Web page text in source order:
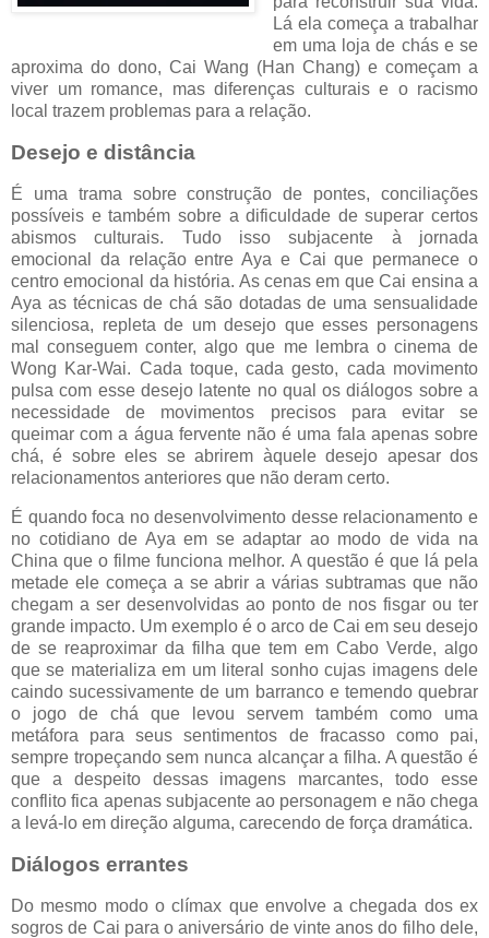
Lá ela começa a trabalhar
em uma loja de chás e se
aproxima do dono, Cai Wang (Han Chang) e começam a
viver um romance, mas diferenças culturais e o racismo
local trazem problemas para a relação.
Desejo e distância
É uma trama sobre construção de pontes, conciliações
possíveis e também sobre a dificuldade de superar certos
abismos culturais. Tudo isso subjacente à jornada
emocional da relação entre Aya e Cai que permanece o
centro emocional da história. As cenas em que Cai ensina a
Aya as técnicas de chá são dotadas de uma sensualidade
silenciosa, repleta de um desejo que esses personagens
mal conseguem conter, algo que me lembra o cinema de
Wong Kar-Wai. Cada toque, cada gesto, cada movimento
pulsa com esse desejo latente no qual os diálogos sobre a
necessidade de movimentos precisos para evitar se
queimar com a água fervente não é uma fala apenas sobre
chá, é sobre eles se abrirem àquele desejo apesar dos
relacionamentos anteriores que não deram certo.
É quando foca no desenvolvimento desse relacionamento e
no cotidiano de Aya em se adaptar ao modo de vida na
China que o filme funciona melhor. A questão é que lá pela
metade ele começa a se abrir a várias subtramas que não
chegam a ser desenvolvidas ao ponto de nos fisgar ou ter
grande impacto. Um exemplo é o arco de Cai em seu desejo
de se reaproximar da filha que tem em Cabo Verde, algo
que se materializa em um literal sonho cujas imagens dele
caindo sucessivamente de um barranco e temendo quebrar
o jogo de chá que levou servem também como uma
metáfora para seus sentimentos de fracasso como pai,
sempre tropeçando sem nunca alcançar a filha. A questão é
que a despeito dessas imagens marcantes, todo esse
conflito fica apenas subjacente ao personagem e não chega
a levá-lo em direção alguma, carecendo de força dramática.
Diálogos errantes
Do mesmo modo o clímax que envolve a chegada dos ex
sogros de Cai para o aniversário de vinte anos do filho dele,